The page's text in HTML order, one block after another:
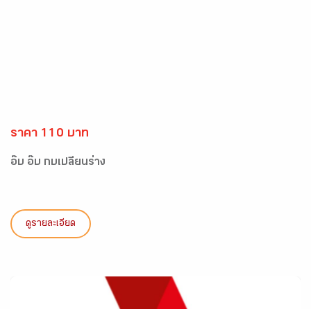
ราคา 110 บาท
อ๊บ อ๊บ กบเปลี่ยนร่าง
ดูรายละเอียด